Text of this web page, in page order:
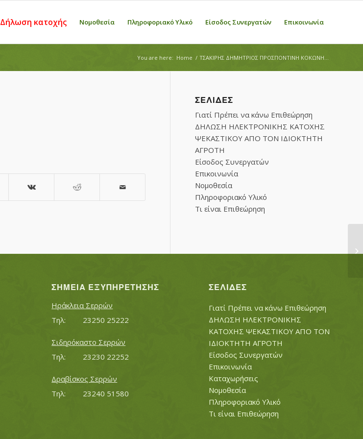
Δήλωση κατοχής Νομοθεσία Πληροφοριακό Υλικό Είσοδος Συνεργατών Επικοινωνία
You are here: Home / ΤΣΑΚΙΡΗΣ ΔΗΜΗΤΡΙΟΣ ΠΡΟΣΠΟΝΤΙΝΗ ΚΟΚΩΝΗ...
ΣΕΛΊΔΕΣ
Γιατί Πρέπει να κάνω Επιθεώρηση
ΔΗΛΩΣΗ ΗΛΕΚΤΡΟΝΙΚΗΣ ΚΑΤΟΧΗΣ
ΨΕΚΑΣΤΙΚΟΥ ΑΠΟ ΤΟΝ ΙΔΙΟΚΤΗΤΗ
ΑΓΡΟΤΗ
Είσοδος Συνεργατών
Επικοινωνία
Νομοθεσία
Πληροφοριακό Υλικό
Τι είναι Επιθεώρηση
ΣΗΜΕΊΑ ΕΞΥΠΗΡΈΤΗΣΗΣ
Ηράκλεια Σερρών
Τηλ:		23250 25222
Σιδηρόκαστο Σερρών
Τηλ:		23230 22252
Δραβίσκος Σερρών
Τηλ:		23240 51580
ΣΕΛΊΔΕΣ
Γιατί Πρέπει να κάνω Επιθεώρηση
ΔΗΛΩΣΗ ΗΛΕΚΤΡΟΝΙΚΗΣ
ΚΑΤΟΧΗΣ ΨΕΚΑΣΤΙΚΟΥ ΑΠΟ ΤΟΝ
ΙΔΙΟΚΤΗΤΗ ΑΓΡΟΤΗ
Είσοδος Συνεργατών
Επικοινωνία
Καταχωρήσεις
Νομοθεσία
Πληροφοριακό Υλικό
Τι είναι Επιθεώρηση